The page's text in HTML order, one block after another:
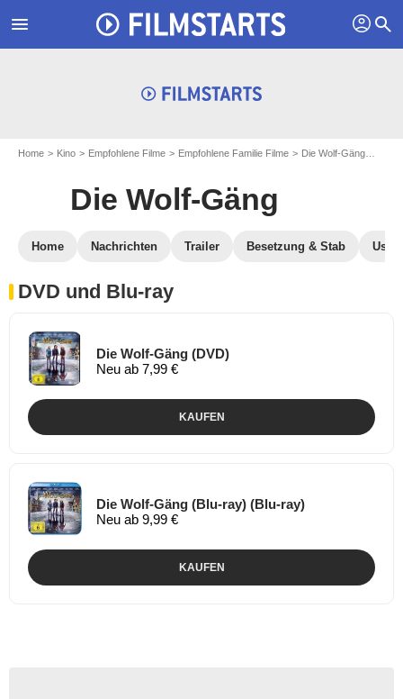
menu profil search
Home Kino Empfohlene Filme Empfohlene Familie Filme Die Wolf-Gäng
Die Wolf-Gäng
Home Nachrichten Trailer Besetzung & Stab
DVD und Blu-ray
Die Wolf-Gäng (DVD)
Neu ab 7,99 €
KAUFEN
Die Wolf-Gäng (Blu-ray) (Blu-ray)
Neu ab 9,99 €
KAUFEN